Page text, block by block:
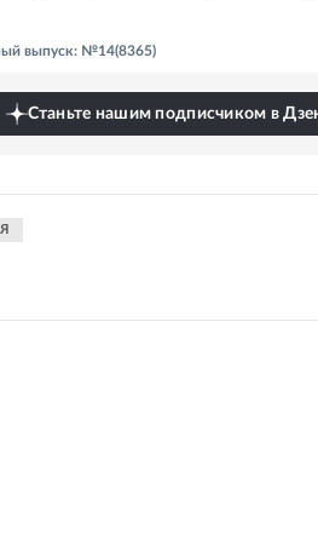
выпуск: №14(8365)
Станьте нашим подписчиком в